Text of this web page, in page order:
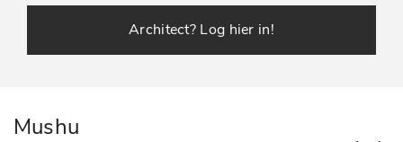
Architect? Log hier in!
Mushu